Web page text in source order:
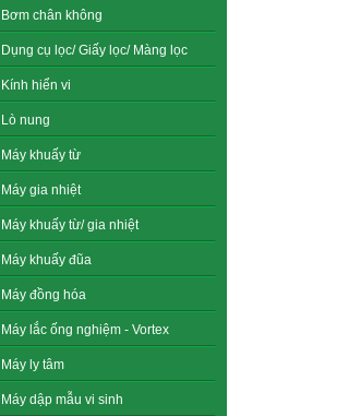
Bơm chân không
Dụng cụ lọc/ Giấy lọc/ Màng lọc
Kính hiển vi
Lò nung
Máy khuấy từ
Máy gia nhiệt
Máy khuấy từ/ gia nhiệt
Máy khuấy đũa
Máy đồng hóa
Máy lắc ống nghiệm - Vortex
Máy ly tâm
Máy dập mẫu vi sinh